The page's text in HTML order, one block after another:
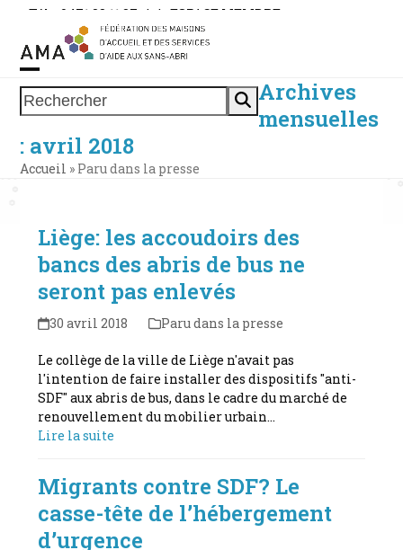
Skip
content
Tél. : 0471 38 11 37 | | ESPACE MEMBRE
Rechercher
Open
mobile
menu
Close
mobile
menu
Archives
mensuelles
: avril 2018
Accueil » Paru dans la presse
Liège: les accoudoirs des
bancs des abris de bus ne
seront pas enlevés
30 avril 2018 Paru dans la presse
Le collège de la ville de Liège n'avait pas
l'intention de faire installer des dispositifs "anti-
SDF" aux abris de bus, dans le cadre du marché de
renouvellement du mobilier urbain…
Lire la suite
Migrants contre SDF? Le
casse-tête de l’hébergement
d’urgence